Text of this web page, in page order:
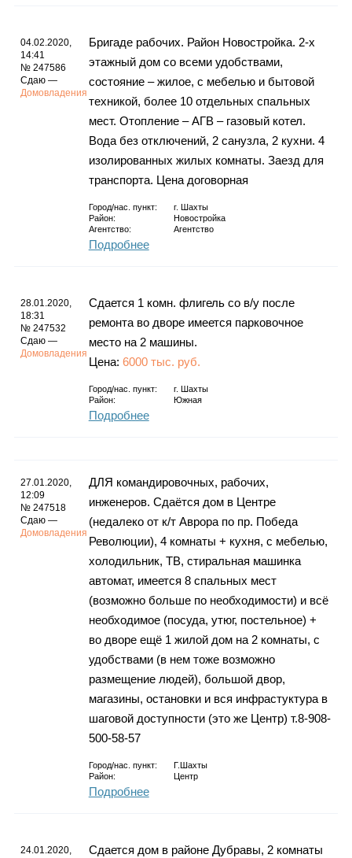
Фотогалерея
04.02.2020,
14:41
№ 247586
Сдаю —
Домовладения
Бригаде рабочих. Район Новостройка. 2-х
этажный дом со всеми удобствами,
состояние – жилое, с мебелью и бытовой
техникой, более 10 отдельных спальных
мест. Отопление – АГВ – газовый котел.
Вода без отключений, 2 санузла, 2 кухни. 4
изолированных жилых комнаты. Заезд для
транспорта. Цена договорная
Город/нас. пункт: г.
Шахты
Район:
Новостройка
Агентство:
Агентство
Подробнее
28.01.2020,
18:31
№ 247532
Сдаю —
Домовладения
Сдается 1 комн. флигель со в/у после
ремонта во дворе имеется парковочное
место на 2 машины.
Цена: 6000 тыс. руб.
Город/нас. пункт: г.
Шахты
Район:
Южная
Подробнее
27.01.2020,
12:09
№ 247518
Сдаю —
Домовладения
ДЛЯ командировочных, рабочих,
инженеров. Сдаётся дом в Центре
(недалеко от к/т Аврора по пр. Победа
Революции), 4 комнаты + кухня, с мебелью,
холодильник, ТВ, стиральная машинка
автомат, имеется 8 спальных мест
(возможно больше по необходимости) и всё
необходимое (посуда, утюг, постельное) +
во дворе ещё 1 жилой дом на 2 комнаты, с
удобствами (в нем тоже возможно
размещение людей), большой двор,
магазины, остановки и вся инфрастуктура в
шаговой доступности (это же Центр) т.8-908-
500-58-57
Город/нас. пункт:
Г.Шахты
Район:
Центр
Подробнее
24.01.2020,
Сдается дом в районе Дубравы, 2 комнаты